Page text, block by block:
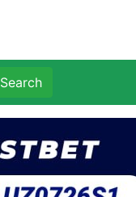
Search